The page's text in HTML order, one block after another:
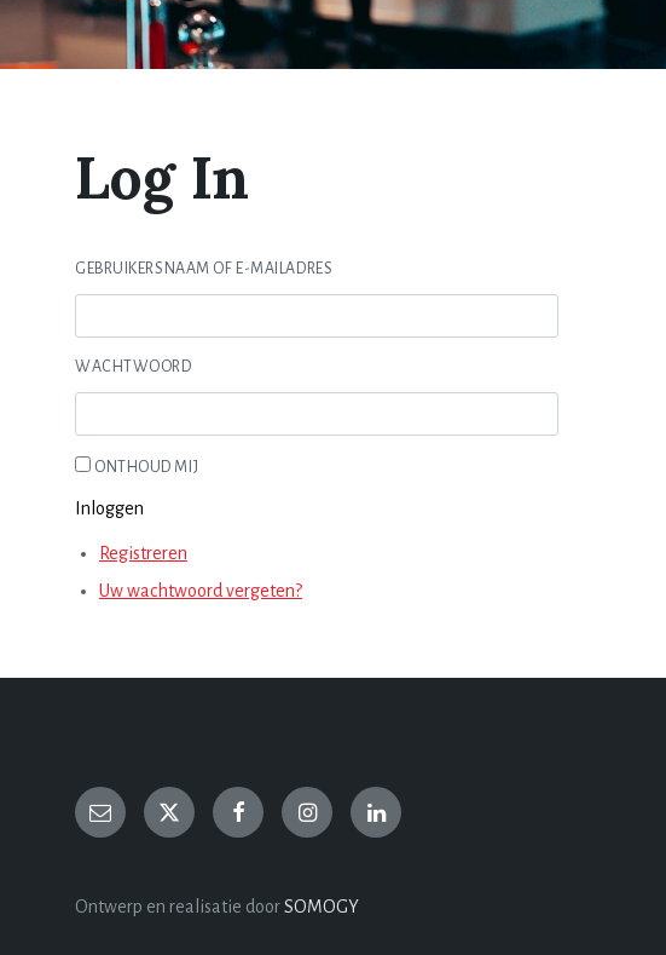
Log In
GEBRUIKERSNAAM OF E-MAILADRES
WACHTWOORD
ONTHOUD MIJ
Inloggen
Registreren
Uw wachtwoord vergeten?
Ontwerp en realisatie doorSOMOGY